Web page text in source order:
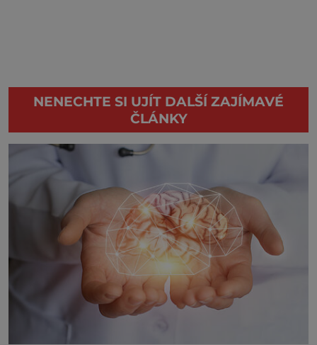
NENECHTE SI UJÍT DALŠÍ ZAJÍMAVÉ
ČLÁNKY